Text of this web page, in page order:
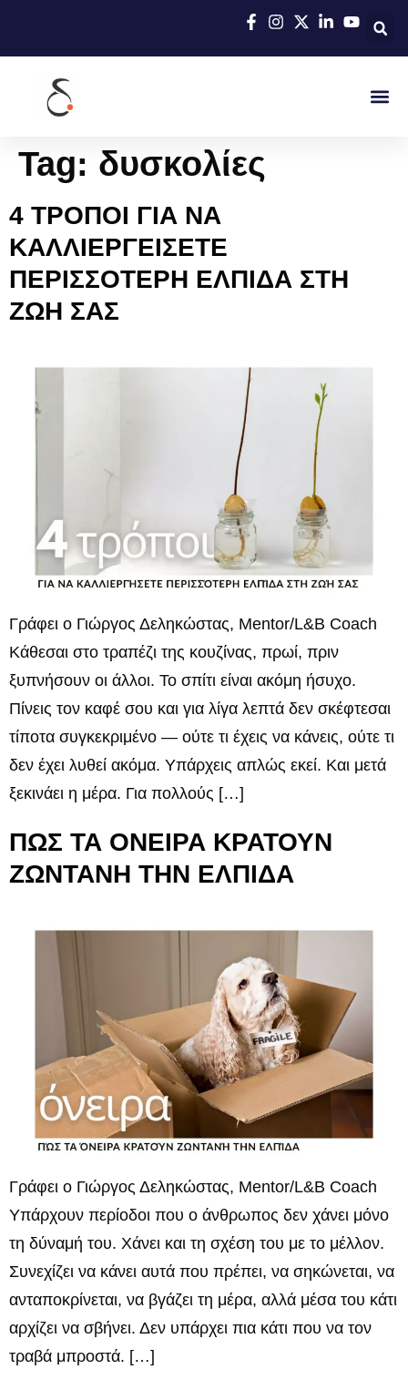
Tag: δυσκολίες
4 ΤΡΟΠΟΙ ΓΙΑ ΝΑ
ΚΑΛΛΙΕΡΓΕΙΣΕΤΕ
ΠΕΡΙΣΣΟΤΕΡΗ ΕΛΠΙΔΑ ΣΤΗ
ΖΩΗ ΣΑΣ
Γράφει ο Γιώργος Δεληκώστας, Mentor/L&B Coach
Κάθεσαι στο τραπέζι της κουζίνας, πρωί, πριν
ξυπνήσουν οι άλλοι. Το σπίτι είναι ακόμη ήσυχο.
Πίνεις τον καφέ σου και για λίγα λεπτά δεν σκέφτεσαι
τίποτα συγκεκριμένο — ούτε τι έχεις να κάνεις, ούτε τι
δεν έχει λυθεί ακόμα. Υπάρχεις απλώς εκεί. Και μετά
ξεκινάει η μέρα. Για πολλούς […]
ΠΩΣ ΤΑ ΟΝΕΙΡΑ ΚΡΑΤΟΥΝ
ΖΩΝΤΑΝΗ ΤΗΝ ΕΛΠΙΔΑ
Γράφει ο Γιώργος Δεληκώστας, Mentor/L&B Coach
Υπάρχουν περίοδοι που ο άνθρωπος δεν χάνει μόνο
τη δύναμή του. Χάνει και τη σχέση του με το μέλλον.
Συνεχίζει να κάνει αυτά που πρέπει, να σηκώνεται, να
ανταποκρίνεται, να βγάζει τη μέρα, αλλά μέσα του κάτι
αρχίζει να σβήνει. Δεν υπάρχει πια κάτι που να τον
τραβά μπροστά. […]